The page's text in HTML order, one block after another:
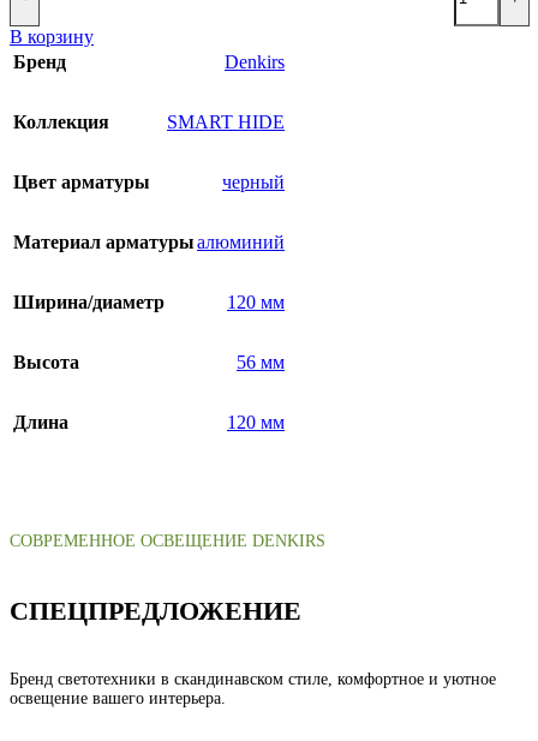
В корзину
Бренд
Denkirs
Коллекция SMART HIDE
Цвет арматуры черный
Материал арматурыалюминий
Ширина/диаметр 120 мм
Высота 56 мм
Длина 120 мм
СОВРЕМЕННОЕ ОСВЕЩЕНИЕ DENKIRS
СПЕЦПРЕДЛОЖЕНИЕ
Бренд светотехники в скандинавском стиле, комфортное и уютное
освещение вашего интерьера.